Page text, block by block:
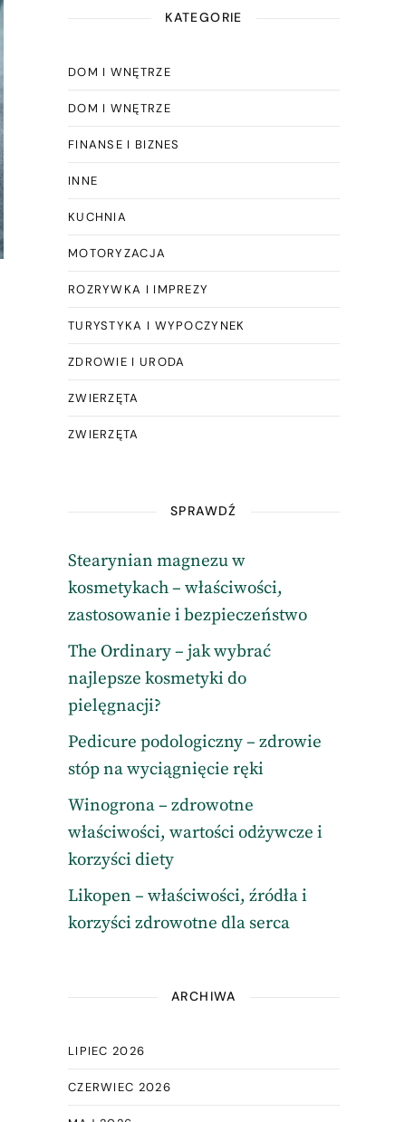
KATEGORIE
DOM I WNĘTRZE
DOM I WNĘTRZE
FINANSE I BIZNES
INNE
KUCHNIA
MOTORYZACJA
ROZRYWKA I IMPREZY
TURYSTYKA I WYPOCZYNEK
ZDROWIE I URODA
ZWIERZĘTA
ZWIERZĘTA
SPRAWDŹ
Stearynian magnezu w
kosmetykach – właściwości,
zastosowanie i bezpieczeństwo
The Ordinary – jak wybrać
najlepsze kosmetyki do
pielęgnacji?
Pedicure podologiczny – zdrowie
stóp na wyciągnięcie ręki
Winogrona – zdrowotne
właściwości, wartości odżywcze i
korzyści diety
Likopen – właściwości, źródła i
korzyści zdrowotne dla serca
ARCHIWA
LIPIEC 2026
CZERWIEC 2026